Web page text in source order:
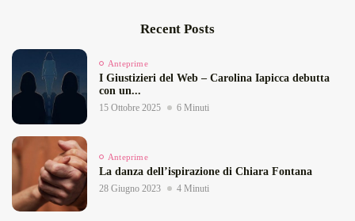
Recent Posts
Anteprime
I Giustizieri del Web – Carolina Iapicca debutta
con un...
15 Ottobre 2025 6 Minuti
Anteprime
La danza dell’ispirazione di Chiara Fontana
28 Giugno 2023 4 Minuti